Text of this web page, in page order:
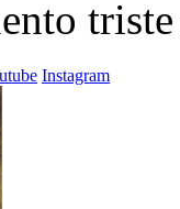
Instagram